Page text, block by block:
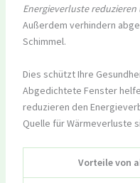
Energieverluste
Außerdem verhindern
Schimmel.
Dies schützt Ihre
Abgedichtete Fenster
reduzieren den
Quelle für Wärmeverluste
Vorteile von